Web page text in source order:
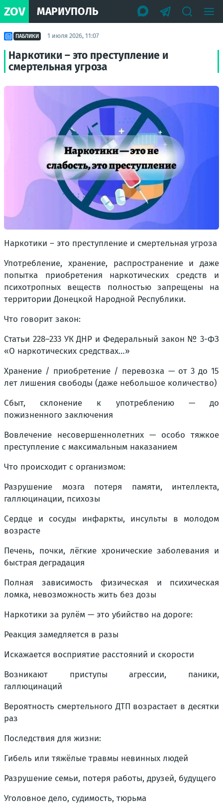
ZOV МАРИУПОЛЬ
ПАБЛИКИ 1 июля 2026, 11:07
Наркотики – это преступление и
смертельная угроза
Наркотики – это преступление и смертельная угроза
Употребление, хранение, распространение и даже
попытка приобретения наркотических средств и
психотропных веществ полностью запрещены на
территории Донецкой Народной Республики.
Что говорит закон:
Статьи 228–233 УК ДНР и Федеральный закон № 3-ФЗ
«О наркотических средствах…»
Хранение / приобретение / перевозка — от 3 до 15
лет лишения свободы (даже небольшое количество)
Сбыт, склонение к употреблению — до
пожизненного заключения
Вовлечение несовершеннолетних — особо тяжкое
преступление с максимальным наказанием
Что происходит с организмом:
Разрушение мозга потеря памяти, интеллекта,
галлюцинации, психозы
Сердце и сосуды инфаркты, инсульты в молодом
возрасте
Печень, почки, лёгкие хронические заболевания и
быстрая деградация
Полная зависимость физическая и психическая
ломка, невозможность жить без дозы
Наркотики за рулём — это убийство на дороге:
Реакция замедляется в разы
Искажается восприятие расстояний и скорости
Возникают приступы агрессии, паники,
галлюцинаций
Вероятность смертельного ДТП возрастает в десятки
раз
Последствия для жизни:
Гибель или тяжёлые травмы невинных людей
Разрушение семьи, потеря работы, друзей, будущего
Уголовное дело, судимость, тюрьма